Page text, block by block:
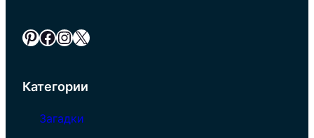
Pinterest Facebook InstagramX
Категории
Загадки